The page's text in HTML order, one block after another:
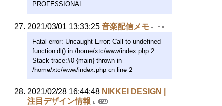
PROFESSIONAL
2021/03/01 13:33:25 音楽配信メモ
Fatal error: Uncaught Error: Call to undefined
function dl() in /home/xtc/www/index.php:2
Stack trace:#0 {main} thrown in
/home/xtc/www/index.php on line 2
2021/02/28 16:44:48 NIKKEI DESIGN |
注目デザイン情報